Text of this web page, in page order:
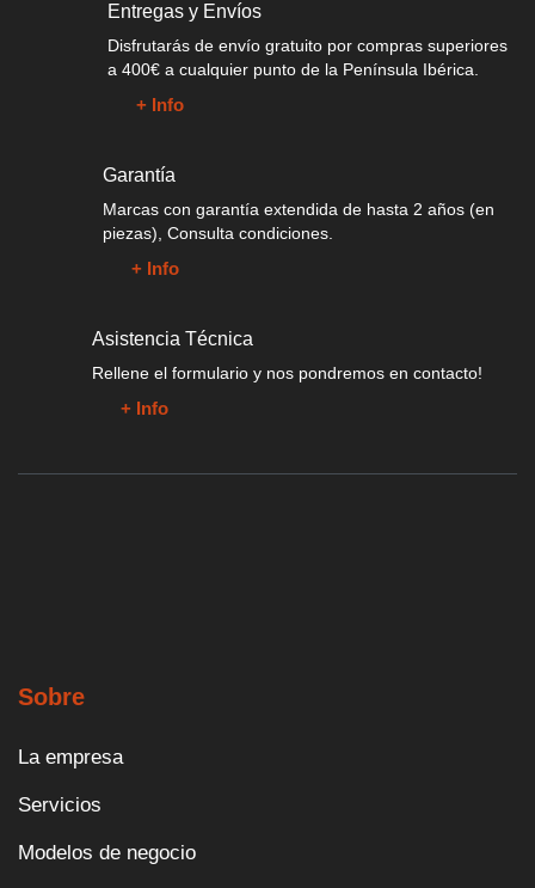
Entregas y Envíos
Disfrutarás de envío gratuito por compras superiores
a 400€ a cualquier punto de la Península Ibérica.
+ Info
Garantía
Marcas con garantía extendida de hasta 2 años (en
piezas), Consulta condiciones.
+ Info
Asistencia Técnica
Rellene el formulario y nos pondremos en contacto!
+ Info
Sobre
La empresa
Servicios
Modelos de negocio